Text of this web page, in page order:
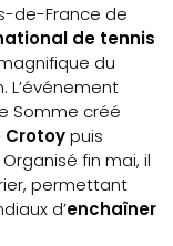
de-France de
de tennis
du
L’événement
Somme créé
Crotoypuis
Organisé fin mai, il
permettant
d’enchaîner